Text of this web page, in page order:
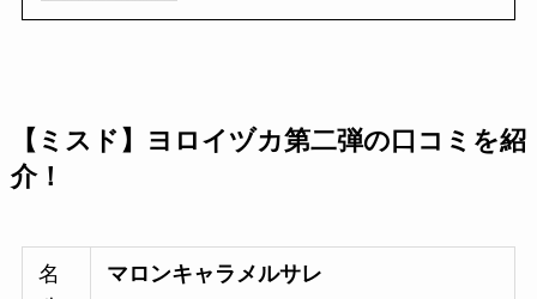
【ミスド】ヨロイヅカ第二弾の口コミを紹
介！
名
マロンキャラメルサレ